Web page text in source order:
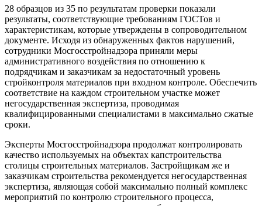
28 образцов из 35 по результатам проверки показали
результаты, соответствующие требованиям ГОСТов и
характеристикам, которые утверждены в сопроводительном
документе. Исходя из обнаруженных фактов нарушений,
сотрудники Мосгосстройнадзора приняли меры
административного воздействия по отношению к
подрядчикам и заказчикам за недостаточный уровень
стройконтроля материалов при входном контроле. Обеспечить
соответствие на каждом строительном участке может
негосударственная экспертиза, проводимая
квалифицированными специалистами в максимально сжатые
сроки.
Эксперты Мосгосстройнадзора продолжат контролировать
качество используемых на объектах капстроительства
столицы строительных материалов. Застройщикам же и
заказчикам строительства рекомендуется негосударственная
экспертиза, являющая собой максимально полный комплекс
мероприятий по контролю строительного процесса,